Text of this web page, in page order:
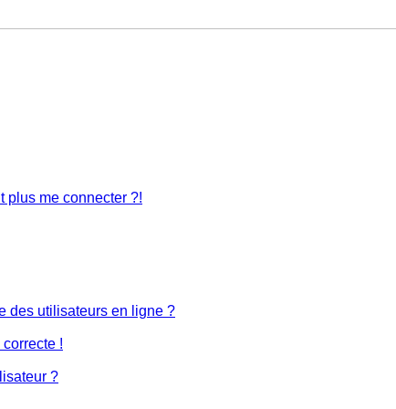
plus me connecter ?!
des utilisateurs en ligne ?
!
?